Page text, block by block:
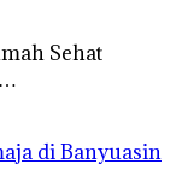
Sehat
di Banyuasin